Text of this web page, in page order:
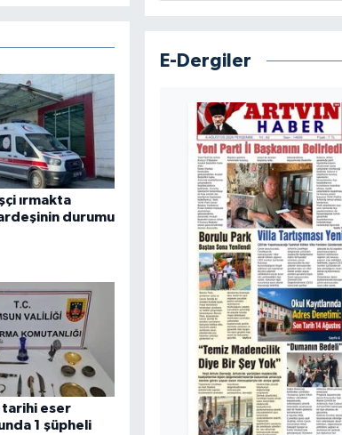
ırmakta
durumu
tarihi eser
1 şüpheli
E-Dergiler